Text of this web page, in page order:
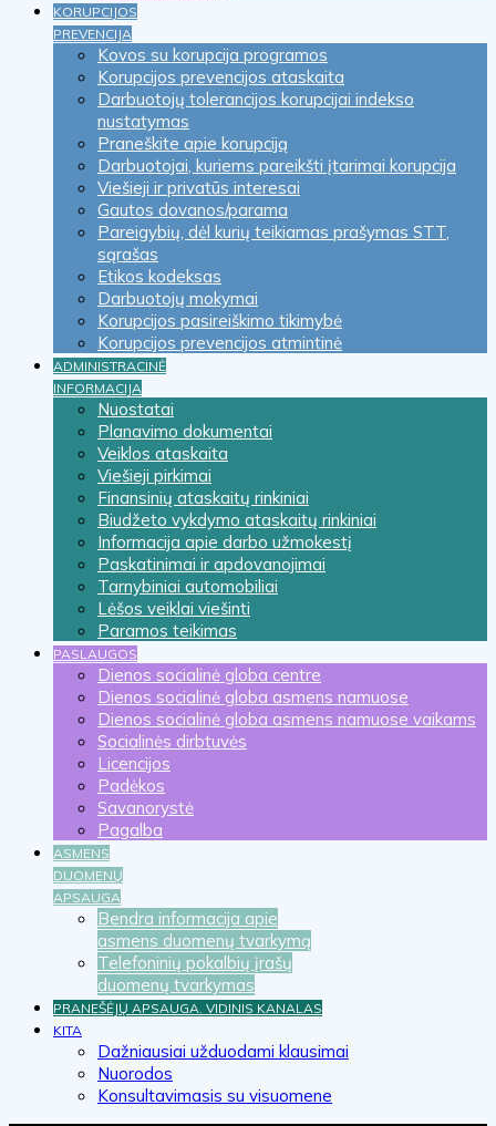
KORUPCIJOS
PREVENCIJA
Kovos su korupcija programos
Korupcijos prevencijos ataskaita
Darbuotojų tolerancijos korupcijai indekso
nustatymas
Praneškite apie korupciją
Darbuotojai, kuriems pareikšti įtarimai korupcija
Viešieji ir privatūs interesai
Gautos dovanos/parama
Pareigybių, dėl kurių teikiamas prašymas STT,
sąrašas
Etikos kodeksas
Darbuotojų mokymai
Korupcijos pasireiškimo tikimybė
Korupcijos prevencijos atmintinė
ADMINISTRACINĖ
INFORMACIJA
Nuostatai
Planavimo dokumentai
Veiklos ataskaita
Viešieji pirkimai
Finansinių ataskaitų rinkiniai
Biudžeto vykdymo ataskaitų rinkiniai
Informacija apie darbo užmokestį
Paskatinimai ir apdovanojimai
Tarnybiniai automobiliai
Lėšos veiklai viešinti
Paramos teikimas
PASLAUGOS
Dienos socialinė globa centre
Dienos socialinė globa asmens namuose
Dienos socialinė globa asmens namuose vaikams
Socialinės dirbtuvės
Licencijos
Padėkos
Savanorystė
Pagalba
ASMENS
DUOMENŲ
APSAUGA
Bendra informacija apie
asmens duomenų tvarkymą
Telefoninių pokalbių įrašų
duomenų tvarkymas
PRANEŠĖJŲ APSAUGA. VIDINIS KANALAS
KITA
Dažniausiai užduodami klausimai
Nuorodos
Konsultavimasis su visuomene